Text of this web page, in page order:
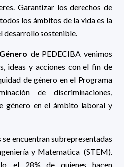
Garantizar los derechos de
los ámbitos de la vida es la
desarrollo sostenible.
de PEDECIBA venimos
ideas y acciones con el fin de
de género en el Programa
de discriminaciones,
género en el ámbito laboral y
encuentran subrepresentadas
y Matematica (STEM).
el 28% de quienes hacen